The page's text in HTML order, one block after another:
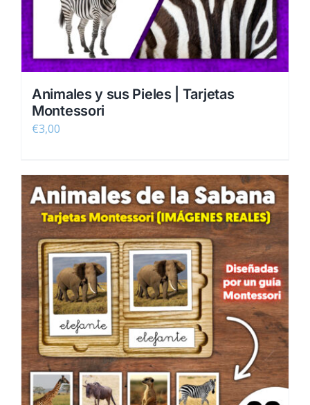
Animales y sus Pieles | Tarjetas
Montessori
€3,00